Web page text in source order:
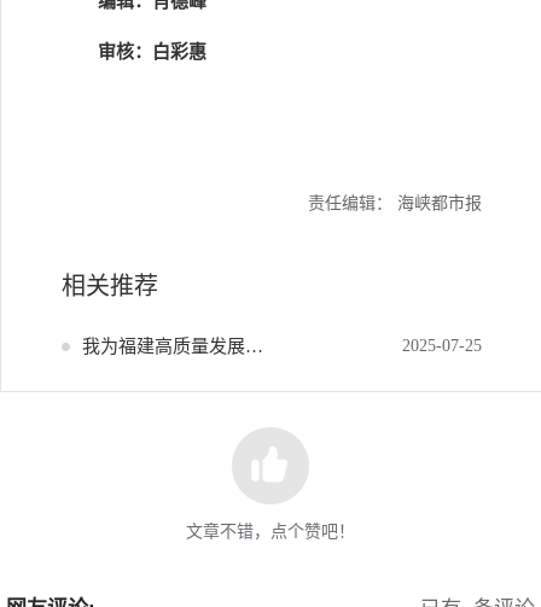
审核：白彩惠
责任编辑： 海峡都市报
相关推荐
我为福建高质量发展献策 2025-07-25
文章不错，点个赞吧！